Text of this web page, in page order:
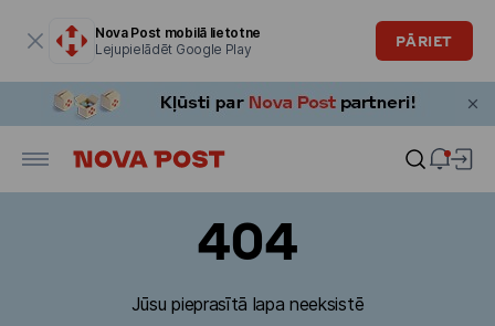
Nova Post mobilā lietotne
Lejupielādēt Google Play
PĀRIET
404
Jūsu pieprasītā lapa neeksistē